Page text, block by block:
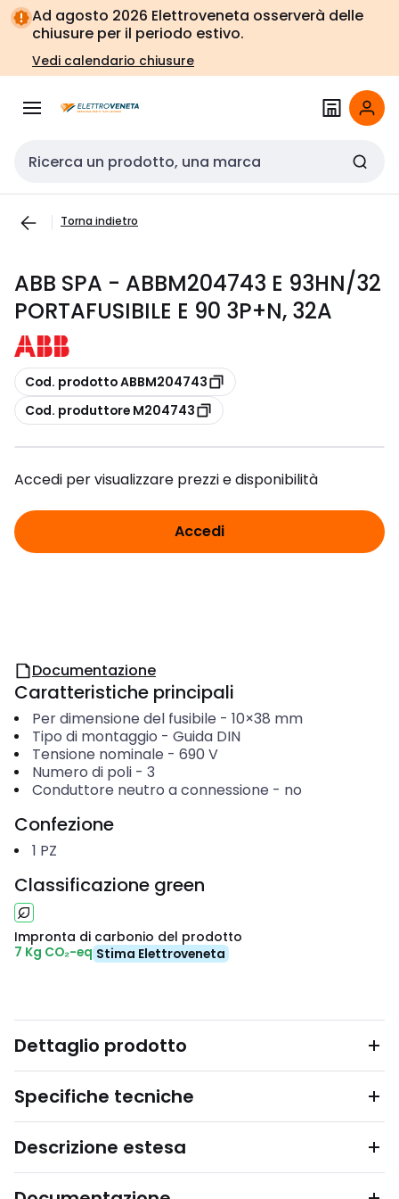
Vai alla
navigazione
Vai
alla
pagina
Ad agosto 2026 Elettroveneta osserverà delle
chiusure per il periodo estivo.
Vedi calendario chiusure
Cerca input
Torna indietro
ABB SPA - ABBM204743 E 93HN/32
PORTAFUSIBILE E 90 3P+N, 32A
copia
Cod. prodotto ABBM204743
copia
Cod. produttore M204743
Accedi per visualizzare prezzi e disponibilità
Accedi
Documentazione
Caratteristiche principali
Per dimensione del fusibile - 10×38 mm
Tipo di montaggio - Guida DIN
Tensione nominale - 690 V
Numero di poli- 3
Conduttore neutro a connessione - no
Confezione
1 PZ
Classificazione green
Impronta di carbonio del prodotto
7 Kg CO₂-eq Stima Elettroveneta
Dettaglio prodotto
Specifiche tecniche
Descrizione estesa